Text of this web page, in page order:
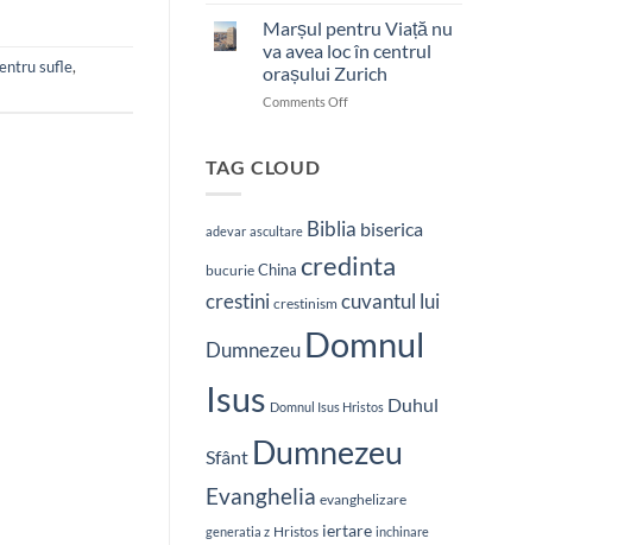
sufle,
bătut
cu
brutalitate
în
Nepal:
L
pe
Marșul pentru Viață nu
va avea loc în centrul
orașului Zurich
Comments Offon
avea
loc
în
orașului
TAG CLOUD
adevar ascultare Biblia biserica
bucurie China credinta
crestini crestinism cuvantul lui
Dumnezeu Domnul
Isus Domnul Isus Hristos Duhul
Sfânt Dumnezeu
Evanghelia evanghelizare
generatia z Hristos iertare inchinare